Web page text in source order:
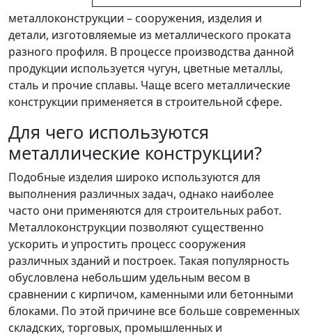
металлоконструкции – сооружения, изделия и
детали, изготовляемые из металлического проката
разного профиля. В процессе производства данной
продукции используется чугун, цветные металлы,
сталь и прочие сплавы. Чаще всего металлические
конструкции применяется в строительной сфере.
Для чего используются
металлические конструкции?
Подобные изделия широко используются для
выполнения различных задач, однако наиболее
часто они применяются для строительных работ.
Металлоконструкции позволяют существенно
ускорить и упростить процесс сооружения
различных зданий и построек. Такая популярность
обусловлена небольшим удельным весом в
сравнении с кирпичом, каменными или бетонными
блоками. По этой причине все больше современных
складских, торговых, промышленных и